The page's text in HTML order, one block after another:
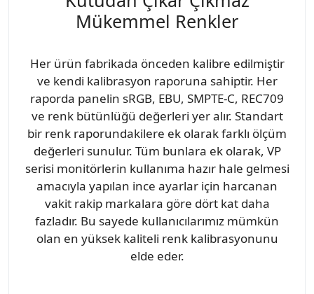
Mükemmel Renkler
Her ürün fabrikada önceden kalibre edilmiştir
ve kendi kalibrasyon raporuna sahiptir. Her
raporda panelin sRGB, EBU, SMPTE-C, REC709
ve renk bütünlüğü değerleri yer alır. Standart
bir renk raporundakilere ek olarak farklı ölçüm
değerleri sunulur. Tüm bunlara ek olarak, VP
serisi monitörlerin kullanıma hazır hale gelmesi
amacıyla yapılan ince ayarlar için harcanan
vakit rakip markalara göre dört kat daha
fazladır. Bu sayede kullanıcılarımız mümkün
olan en yüksek kaliteli renk kalibrasyonunu
elde eder.